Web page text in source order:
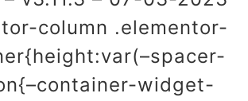
column .elementor-
widget-